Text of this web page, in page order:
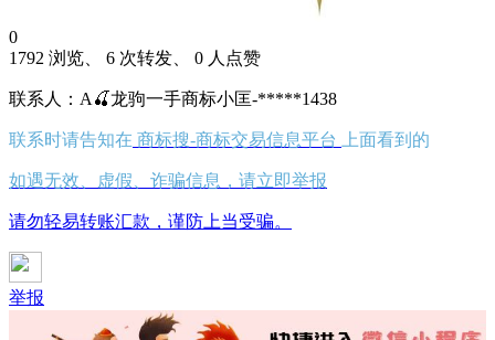
0
1792 浏览、 6 次转发、 0 人点赞
联系人：A🍒龙驹一手商标小匡-*****1438
联系时请告知在 商标搜-商标交易信息平台 上面看到的
如遇无效、虚假、诈骗信息，请立即举报
请勿轻易转账汇款，谨防上当受骗。
举报